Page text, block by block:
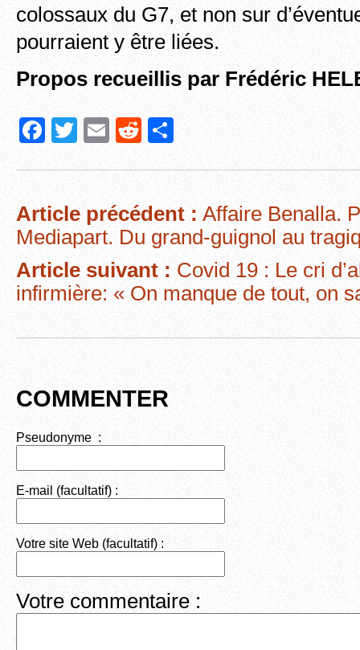
colossaux du G7, et non sur
pourraient y être liées.
Propos recueillis par Frédéric
F
e
b
o
o
k
T
er
E
R
di
t
g
er
Article précédent : Affaire Benalla.
Mediapart. Du grand-guignol au
Article suivant : Covid 19 : Le cri
infirmière: « On manque de tout, on
COMMENTER
Pseudonyme :
E-mail (facultatif) :
Votre site Web (facultatif) :
Votre commentaire :